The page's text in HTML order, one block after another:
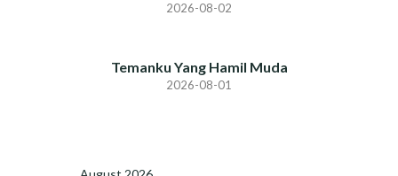
2026-08-02
Temanku Yang Hamil Muda
2026-08-01